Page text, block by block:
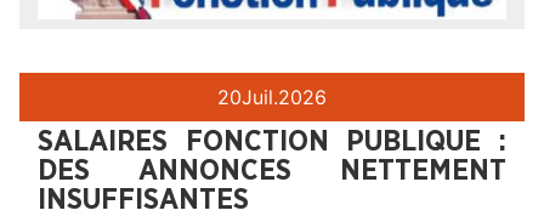
20Juil.2026
SALAIRES FONCTION PUBLIQUE :
DES ANNONCES NETTEMENT
INSUFFISANTES